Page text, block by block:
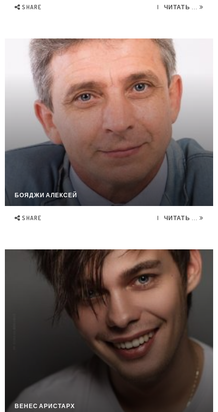
SHARE ЧИТАТЬ ...
БОЯДЖИ АЛЕКСЕЙ
SHARE ЧИТАТЬ ...
ВЕНЕС АРИСТАРХ